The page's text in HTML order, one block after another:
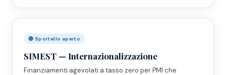
🔵 Sportello aperto
SIMEST — Internazionalizzazione
Finanziamenti agevolati a tasso zero per PMI che